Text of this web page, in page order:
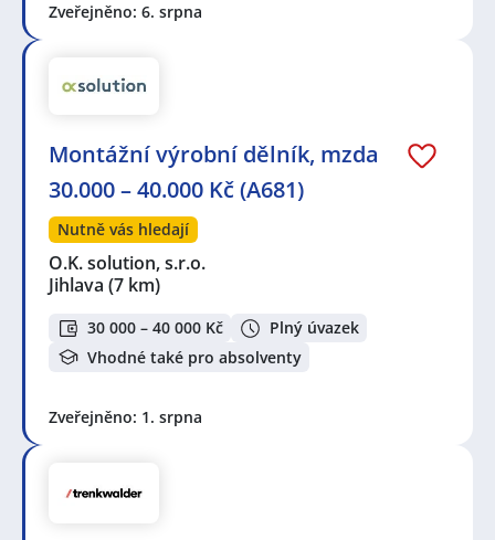
Zveřejněno: 6. srpna
Montážní výrobní dělník, mzda
30.000 – 40.000 Kč (A681)
Nutně vás hledají
O.K. solution, s.r.o.
Jihlava (7 km)
30 000 – 40 000 Kč
Plný úvazek
Vhodné také pro absolventy
Zveřejněno: 1. srpna